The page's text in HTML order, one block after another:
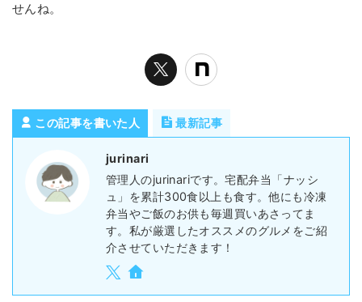
せんね。
この記事を書いた人 最新記事
jurinari
管理人のjurinariです。宅配弁当「ナッシ
ュ」を累計300食以上も食す。他にも冷凍
弁当やご飯のお供も毎週買いあさってま
す。私が厳選したオススメのグルメをご紹
介させていただきます！